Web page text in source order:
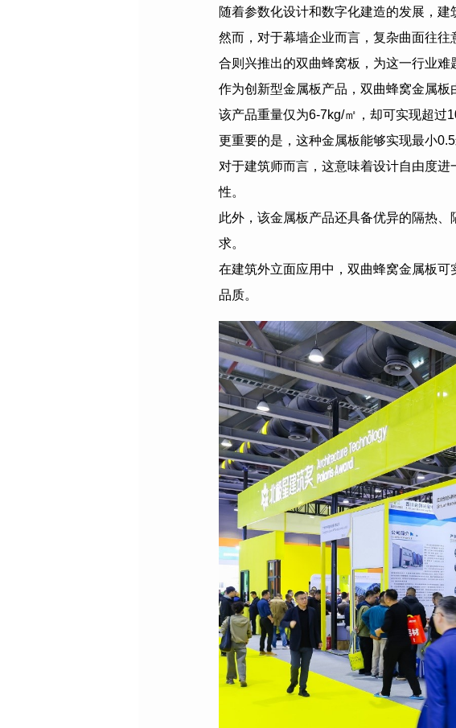
随着参数化设计和数字化建造的发展，建
然而，对于幕墙企业而言，复杂曲面往往
合则兴推出的双曲蜂窝板，为这一行业难
作为创新型金属板产品，双曲蜂窝金属板
该产品重量仅为6-7kg/㎡，却可实现超过
更重要的是，这种金属板能够实现最小
对于建筑师而言，这意味着设计自由度
性。
此外，该金属板产品还具备优异的隔热
求。
在建筑外立面应用中，双曲蜂窝金属板
品质。